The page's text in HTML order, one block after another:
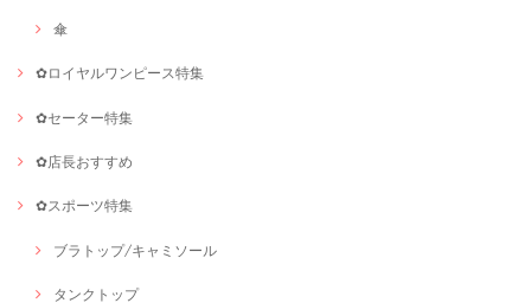
傘
✿ロイヤルワンピース特集
✿セーター特集
✿店長おすすめ
✿スポーツ特集
ブラトップ/キャミソール
タンクトップ